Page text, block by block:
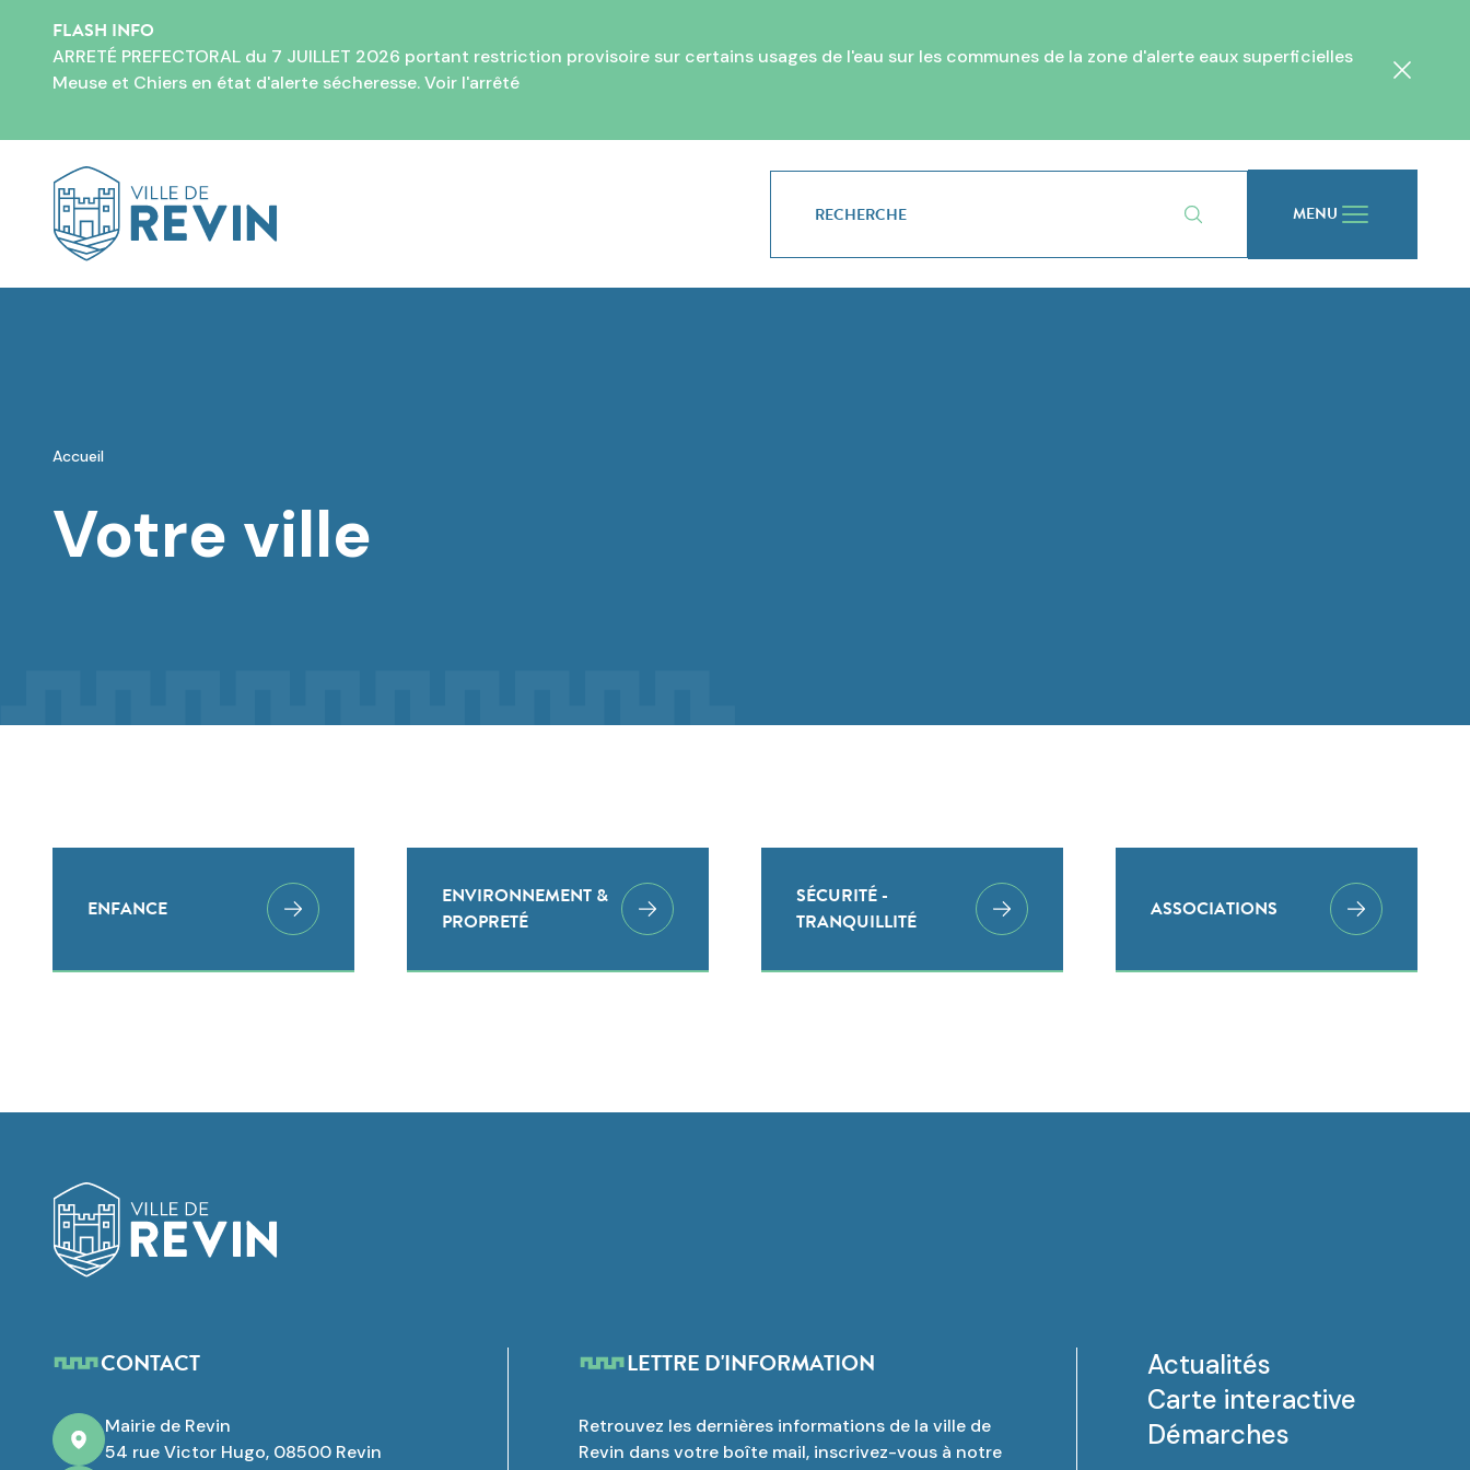
FLASH INFO
ARRETÉ PREFECTORAL du 7 JUILLET 2026 portant restriction provisoire sur certains usages de l'eau sur les communes de la zone d'alerte eaux superficielles
Meuse et Chiers en état d'alerte sécheresse. Voir l'arrêté
MENU
Accueil
Votre ville
ENFANCE
ENVIRONNEMENT &
PROPRETÉ
SÉCURITÉ -
TRANQUILLITÉ
ASSOCIATIONS
CONTACT
Mairie de Revin
54 rue Victor Hugo, 08500 Revin
LETTRE D'INFORMATION
Retrouvez les dernières informations de la ville de
Revin dans votre boîte mail, inscrivez-vous à notre
Actualités
Carte interactive
Démarches